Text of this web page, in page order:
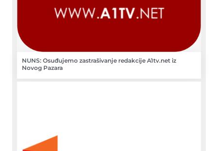
NUNS: Osuđujemo zastrašivanje redakcije A1tv.net iz
Novog Pazara